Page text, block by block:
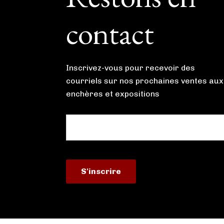
contact
Inscrivez-vous pour recevoir des
courriels sur nos prochaines ventes aux
enchères et expositions